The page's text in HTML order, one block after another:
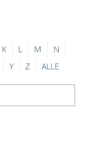
K L M
N
Y Z ALLE